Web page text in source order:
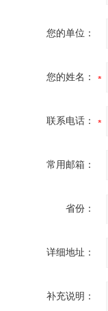
您的单位：
您的姓名：
联系电话：
常用邮箱：
省份：
详细地址：
补充说明：